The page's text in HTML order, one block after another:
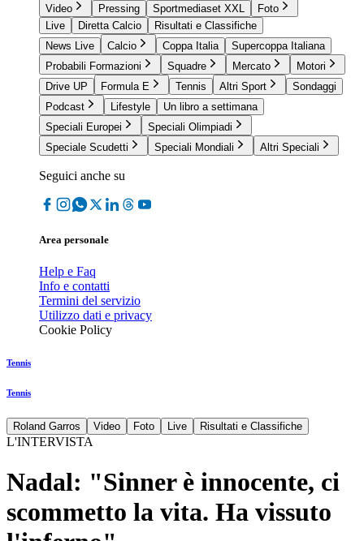
Video Pressing Sportmediaset XXL
Foto
Live
Diretta Calcio
Risultati e Classifiche
News Live
Calcio Coppa Italia
Supercoppa Italiana
Probabili Formazioni
Squadre Mercato
Motori
Drive UP
Formula E Tennis Altri Sport
Sondaggi
Podcast
Lifestyle
Un libro a settimana
Speciali Europei
Speciali Olimpiadi
Speciale Scudetti
Speciali Mondiali Altri Speciali
Seguici anche su
Area personale
Help e Faq
Info e contatti
Termini del servizio
Utilizzo dati e privacy
Cookie Policy
Tennis
Tennis
Roland Garros Video Foto Live Risultati e Classifiche
L'INTERVISTA
Nadal: "Sinner è innocente, ci
scommetto la vita. Ha vissuto